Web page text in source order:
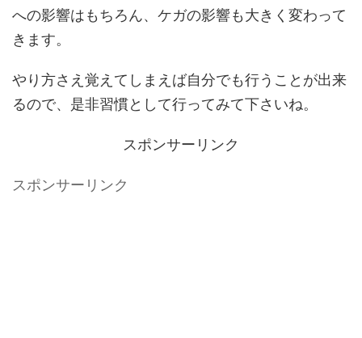
への影響はもちろん、ケガの影響も大きく変わって
きます。
やり方さえ覚えてしまえば自分でも行うことが出来
るので、是非習慣として行ってみて下さいね。
スポンサーリンク
スポンサーリンク